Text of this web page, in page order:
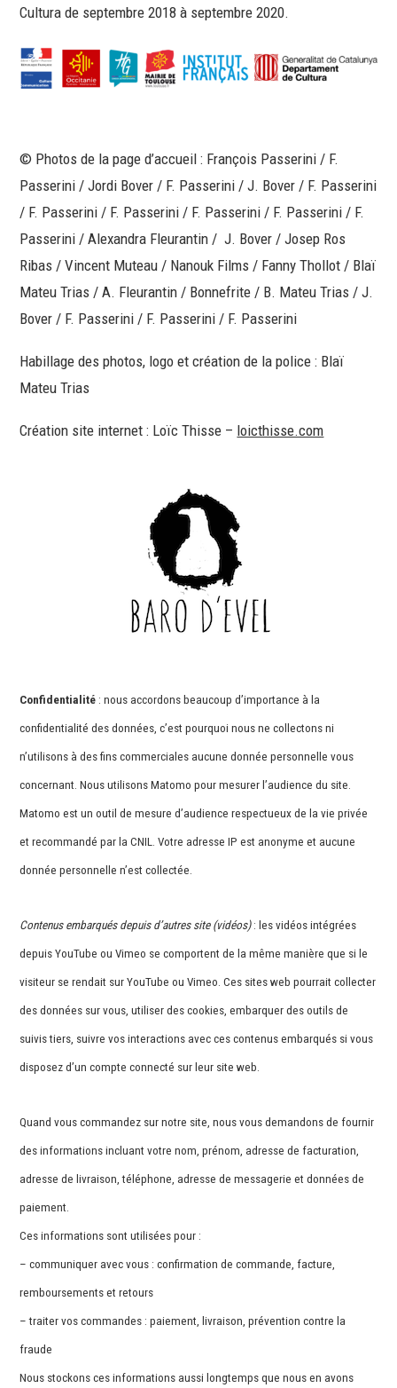
Cultura de septembre 2018 à septembre 2020.
© Photos de la page d’accueil : François Passerini / F.
Passerini / Jordi Bover / F. Passerini / J. Bover / F. Passerini
/ F. Passerini / F. Passerini / F. Passerini / F. Passerini / F.
Passerini / Alexandra Fleurantin / J. Bover / Josep Ros
Ribas / Vincent Muteau / Nanouk Films / Fanny Thollot / Blaï
Mateu Trias / A. Fleurantin / Bonnefrite / B. Mateu Trias / J.
Bover / F. Passerini / F. Passerini / F. Passerini
Habillage des photos, logo et création de la police : Blaï
Mateu Trias
Création site internet : Loïc Thisse – loicthisse.com
Confidentialité : nous accordons beaucoup d’importance à la
confidentialité des données, c’est pourquoi nous ne collectons ni
n’utilisons à des fins commerciales aucune donnée personnelle vous
concernant. Nous utilisons Matomo pour mesurer l’audience du site.
Matomo est un outil de mesure d’audience respectueux de la vie privée
et recommandé par la CNIL. Votre adresse IP est anonyme et aucune
donnée personnelle n’est collectée.
Contenus embarqués depuis d’autres site (vidéos): les vidéos intégrées
depuis YouTube ou Vimeo se comportent de la même manière que si le
visiteur se rendait sur YouTube ou Vimeo. Ces sites web pourrait collecter
des données sur vous, utiliser des cookies, embarquer des outils de
suivis tiers, suivre vos interactions avec ces contenus embarqués si vous
disposez d’un compte connecté sur leur site web.
Quand vous commandez sur notre site, nous vous demandons de fournir
des informations incluant votre nom, prénom, adresse de facturation,
adresse de livraison, téléphone, adresse de messagerie et données de
paiement.
Ces informations sont utilisées pour :
– communiquer avec vous : confirmation de commande, facture,
remboursements et retours
– traiter vos commandes : paiement, livraison, prévention contre la
fraude
Nous stockons ces informations aussi longtemps que nous en avons